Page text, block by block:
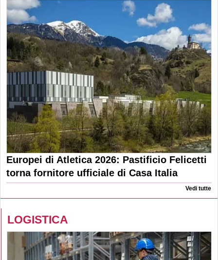
Europei di Atletica 2026: Pastificio Felicetti
torna fornitore ufficiale di Casa Italia
Vedi tutte
LOGISTICA